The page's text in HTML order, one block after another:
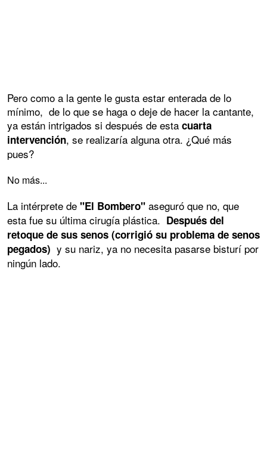
Pero como a la gente le gusta estar enterada de lo
mínimo, de lo que se haga o deje de hacer la cantante,
ya están intrigados si después de esta cuarta
intervención, se realizaría alguna otra. ¿Qué más
pues?
No más...
La intérprete de "El Bombero" aseguró que no, que
esta fue su última cirugía plástica. Después del
retoque de sus senos (corrigió su problema de senos
pegados) y su nariz, ya no necesita pasarse bisturí por
ningún lado.